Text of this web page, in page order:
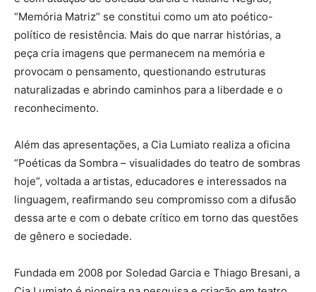
“Memória Matriz” se constitui como um ato poético-
político de resistência. Mais do que narrar histórias, a
peça cria imagens que permanecem na memória e
provocam o pensamento, questionando estruturas
naturalizadas e abrindo caminhos para a liberdade e o
reconhecimento.
Além das apresentações, a Cia Lumiato realiza a oficina
“Poéticas da Sombra – visualidades do teatro de sombras
hoje”, voltada a artistas, educadores e interessados na
linguagem, reafirmando seu compromisso com a difusão
dessa arte e com o debate crítico em torno das questões
de gênero e sociedade.
Fundada em 2008 por Soledad Garcia e Thiago Bresani, a